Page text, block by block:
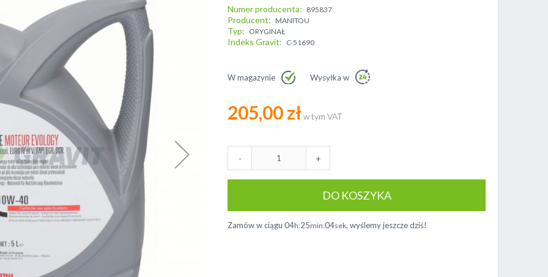
Numer producenta 895837
Producent MANITOU
Typ ORYGINAŁ
Indeks Gravit C-51690
W magazynie Wysyłka w
205,00 zł
- +
DO KOSZYKA
Zamów w ciągu04h:25min:04sek, wyślemy jeszcze dziś!